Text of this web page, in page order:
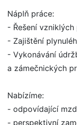
Náplň práce:
- Řešení
- Zajištění
- Vykonávání
a zámečnických
Nabízíme:
- odpovídající
- perspektivní